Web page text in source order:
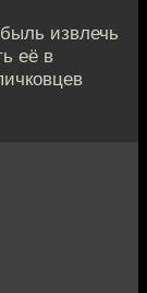
извлечь
её в